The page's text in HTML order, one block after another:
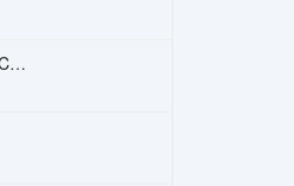
Mindenki Táncol – Majka Curtis, Péter Majoros